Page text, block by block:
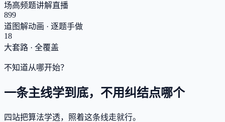
场高频题讲解直播
899
道图解动画 · 逐题手做
18
大套路 · 全覆盖
不知道从哪开始？
一条主线学到底，不用纠结点哪个
四站把算法学透，照着这条线走就行。